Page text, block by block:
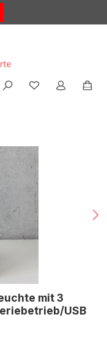
mit 3
USB